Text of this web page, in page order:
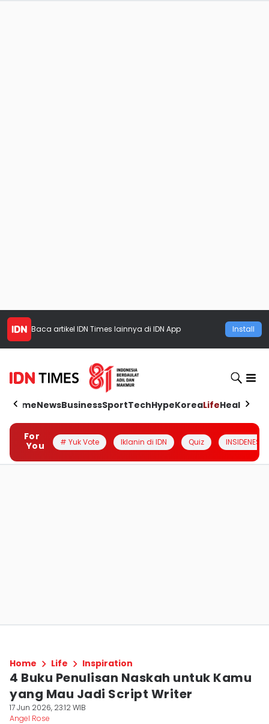
Baca artikel IDN Times lainnya di IDN App Install
HomeNewsBusinessSportTechHypeKoreaLifeHealth
For
You
# Yuk Vote Iklanin di IDN Quiz INSIDENESIA
Home Life Inspiration
4 Buku Penulisan Naskah untuk Kamu
yang Mau Jadi Script Writer
17 Jun 2026, 23:12 WIB
Angel Rose